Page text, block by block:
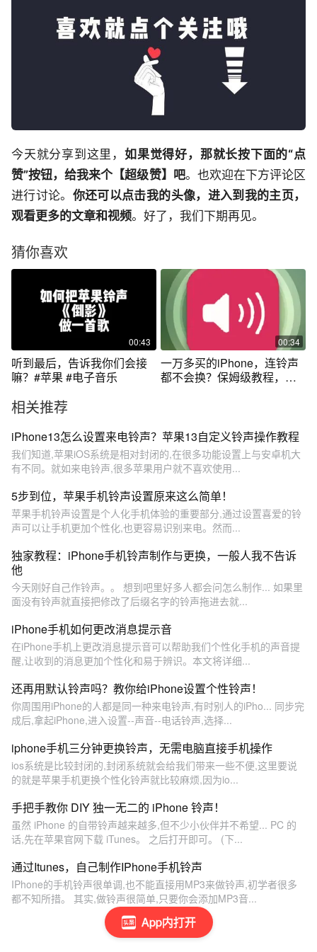
App内打开
今天就分享到这里，如果觉得好，那就长按下面的“点
赞”按钮，给我来个【超级赞】吧。也欢迎在下方评论区
进行讨论。 你还可以点击我的头像，进入到我的主页，
观看更多的文章和视频。好了，我们下期再见。
猜你喜欢
00:43
听到最后，告诉我你们会接
嘛？#苹果 #电子音乐
00:34
一万多买的iPhone，连铃声
都不会换？保姆级教程，一
相关推荐
iPhone13怎么设置来电铃声？苹果13自定义铃声操作教程
我们知道,苹果iOS系统是相对封闭的,在很多功能设置上与安卓机大
有不同。就如来电铃声,很多苹果用户就不喜欢使用...
5步到位，苹果手机铃声设置原来这么简单！
苹果手机铃声设置是个人化手机体验的重要部分,通过设置喜爱的铃
声可以让手机更加个性化,也更容易识别来电。然而...
独家教程：iPhone手机铃声制作与更换，一般人我不告诉
他
今天刚好自己作铃声。。 想到吧里好多人都会问怎么制作... 如果里
面没有铃声就直接把修改了后缀名字的铃声拖进去就...
iPhone手机如何更改消息提示音
在iPhone手机上更改消息提示音可以帮助我们个性化手机的声音提
醒,让收到的消息更加个性化和易于辨识。本文将详细...
还再用默认铃声吗？教你给iPhone设置个性铃声！
你周围用iPhone的人都是同一种来电铃声,有时别人的iPho... 同步完
成后,拿起iPhone,进入设置--声音--电话铃声,选择...
iphone手机三分钟更换铃声，无需电脑直接手机操作
ios系统是比较封闭的,封闭系统就会给我们带来一些不便,这里要说
的就是苹果手机更换个性化铃声就比较麻烦,因为io...
手把手教你 DIY 独一无二的 iPhone 铃声！
虽然 iPhone 的自带铃声越来越多,但不少小伙伴并不希望... PC 的
话,先在苹果官网下载 iTunes。 之后打开即可。 (下...
通过Itunes，自己制作IPhone手机铃声
IPhone的手机铃声很单调,也不能直接用MP3来做铃声,初学者很多
都不知所措。 其实,做铃声很简单,只要你会添加MP3音...